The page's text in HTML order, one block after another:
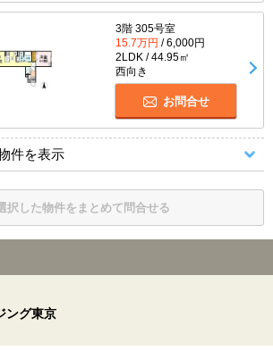
3階 305号室
15.7万円 / 6,000円
2LDK / 44.95㎡
西向き
お問合せ
件を表示
択した物件をまとめて問合せる
ング東京